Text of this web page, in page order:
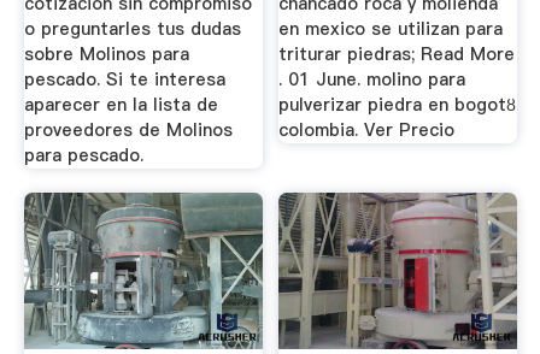
o preguntarles tus dudas
sobre Molinos para
pescado. Si te interesa
aparecer en la lista de
proveedores de Molinos
para pescado.
en mexico se utilizan para
triturar piedras; Read More
. 01 June. molino para
pulverizar piedra en bogotȣ
colombia. Ver Precio